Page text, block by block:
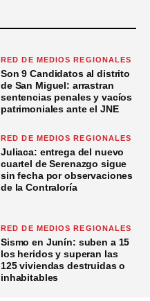
RED DE MEDIOS REGIONALES
Son 9 Candidatos al distrito
de San Miguel: arrastran
sentencias penales y vacíos
patrimoniales ante el JNE
RED DE MEDIOS REGIONALES
Juliaca: entrega del nuevo
cuartel de Serenazgo sigue
sin fecha por observaciones
de la Contraloría
RED DE MEDIOS REGIONALES
Sismo en Junín: suben a 15
los heridos y superan las
125 viviendas destruidas o
inhabitables